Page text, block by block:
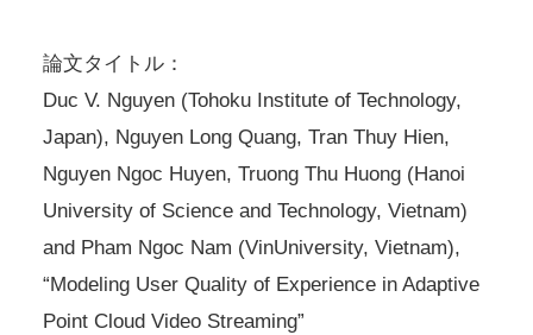
論文タイトル：
Duc V. Nguyen (Tohoku Institute of Technology,
Japan), Nguyen Long Quang, Tran Thuy Hien,
Nguyen Ngoc Huyen, Truong Thu Huong (Hanoi
University of Science and Technology, Vietnam)
and Pham Ngoc Nam (VinUniversity, Vietnam),
“Modeling User Quality of Experience in Adaptive
Point Cloud Video Streaming”